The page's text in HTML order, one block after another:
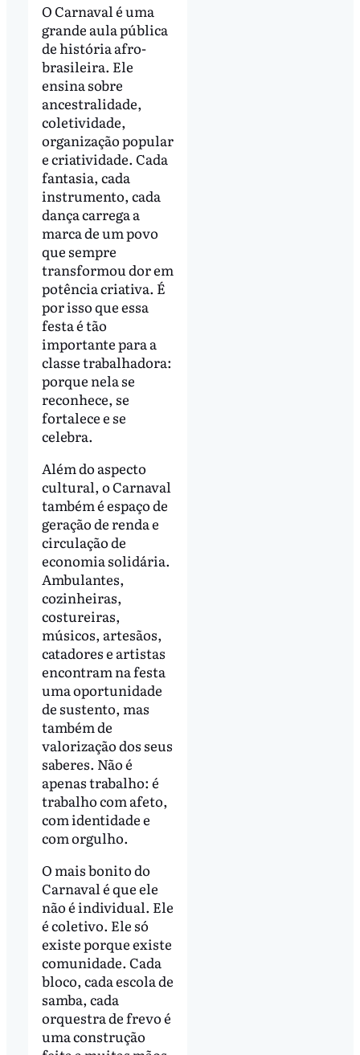
O Carnaval é uma
grande aula pública
de história afro-
brasileira. Ele
ensina sobre
ancestralidade,
coletividade,
organização popular
e criatividade. Cada
fantasia, cada
instrumento, cada
dança carrega a
marca de um povo
que sempre
transformou dor em
potência criativa. É
por isso que essa
festa é tão
importante para a
classe trabalhadora:
porque nela se
reconhece, se
fortalece e se
celebra.
Além do aspecto
cultural, o Carnaval
também é espaço de
geração de renda e
circulação de
economia solidária.
Ambulantes,
cozinheiras,
costureiras,
músicos, artesãos,
catadores e artistas
encontram na festa
uma oportunidade
de sustento, mas
também de
valorização dos seus
saberes. Não é
apenas trabalho: é
trabalho com afeto,
com identidade e
com orgulho.
O mais bonito do
Carnaval é que ele
não é individual. Ele
é coletivo. Ele só
existe porque existe
comunidade. Cada
bloco, cada escola de
samba, cada
orquestra de frevo é
uma construção